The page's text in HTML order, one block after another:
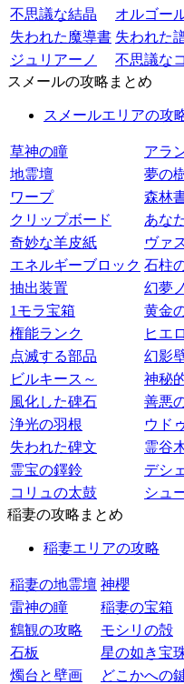
不思議な結晶
オルゴー
失われた魔導書 失われた
ジュリアーノ
不思議な
スメールの攻略まとめ
スメールエリアの攻
草神の瞳
アラ
地霊壇
夢の
ワープ
森林
クリップボード
あな
奇妙な羊皮紙
ヴァ
エネルギーブロック 石柱
抽出装置
幻夢
1モラ宝箱
黄金
権能ランク
ヒエ
点滅する部品
幻影
ビルキース～
神秘
風化した碑石
善悪
浄光の羽根
ウド
失われた碑文
霊谷
霊宝の鐸鈴
デシ
コリュの太鼓
シュ
稲妻の攻略まとめ
稲妻エリアの攻略
稲妻の地霊壇 神櫻
雷神の瞳
稲妻の宝箱
鶴観の攻略
モシリの殻
石板
星の如き宝
燭台と壁画
どこかへの